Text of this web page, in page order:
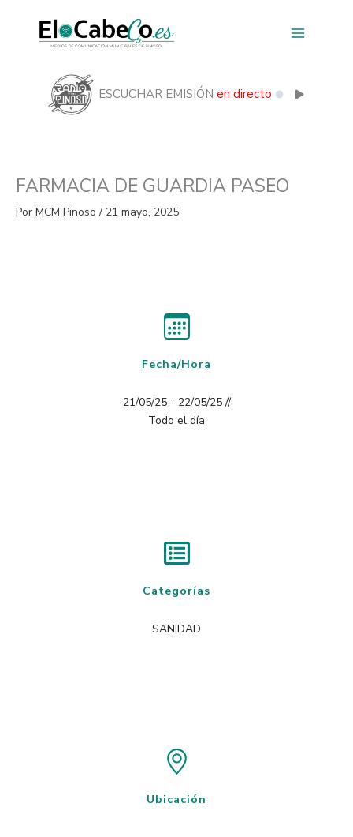
contenido
ESCUCHAR EMISIÓN en directo
FARMACIA DE GUARDIA PASEO
Por MCM Pinoso / 21 mayo, 2025
Fecha/Hora
21/05/25 - 22/05/25 //
Todo el día
Categorías
SANIDAD
Ubicación